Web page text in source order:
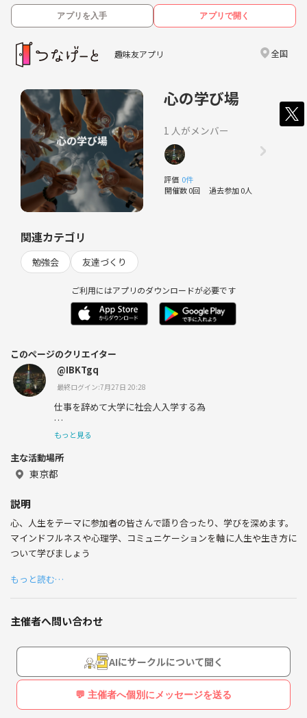
アプリを入手 アプリで開く
趣味友アプリ 全国
心の学び場
1 人がメンバー
評価 0件
開催数 0回 過去参加 0人
関連カテゴリ
勉強会 友達づくり
ご利用にはアプリのダウンロードが必要です
このページのクリエイター
@IBKTgq
最終ログイン:7月27日 20:28
仕事を辞めて大学に社会人入学する為
関東に引っ越してきました！
資格取得を目指して心理学を勉強してます。
もっと見る
主な活動場所
東京都
説明
心、人生をテーマに参加者の皆さんで語り合ったり、学びを深めます。
マインドフルネスや心理学、コミュニケーションを軸に人生や生き方に
ついて学びましょう
もっと読む…
主催者へ問い合わせ
AIにサークルについて聞く
💬 主催者へ個別にメッセージを送る